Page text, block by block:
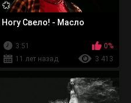
Ногу Свело! - Масло
3:51
0%
11 лет назад
3 413